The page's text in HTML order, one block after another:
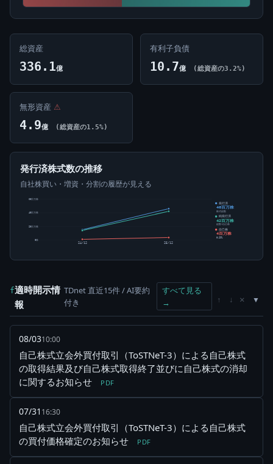
総資産
336.1億
有利子負債
10.7億 (総資産の3.2%)
無形資産 ⚠
4.9億 (総資産の1.5%)
発行済株式数の推移
自社株買い・増資・分割の履歴が見える
0株
20百万株
40百万株
60百万株
24/12 25/12
発行済
46百万株
株式総数
純発行済
42百万株
総数-自己株
自己株
4百万株
8.29%
f適時開示情
報
TDnet 直近15件 / AI要約
付き
すべて見る
→
↑ ↓ ×
08/0310:00
自己株式立会外買付取引（ToSTNeT-3）による自己株式
の取得結果及び自己株式取得終了並びに自己株式の消却
に関するお知らせ
PDF
07/31 16:30
自己株式立会外買付取引（ToSTNeT-3）による自己株式
の買付価格確定のお知らせ
PDF